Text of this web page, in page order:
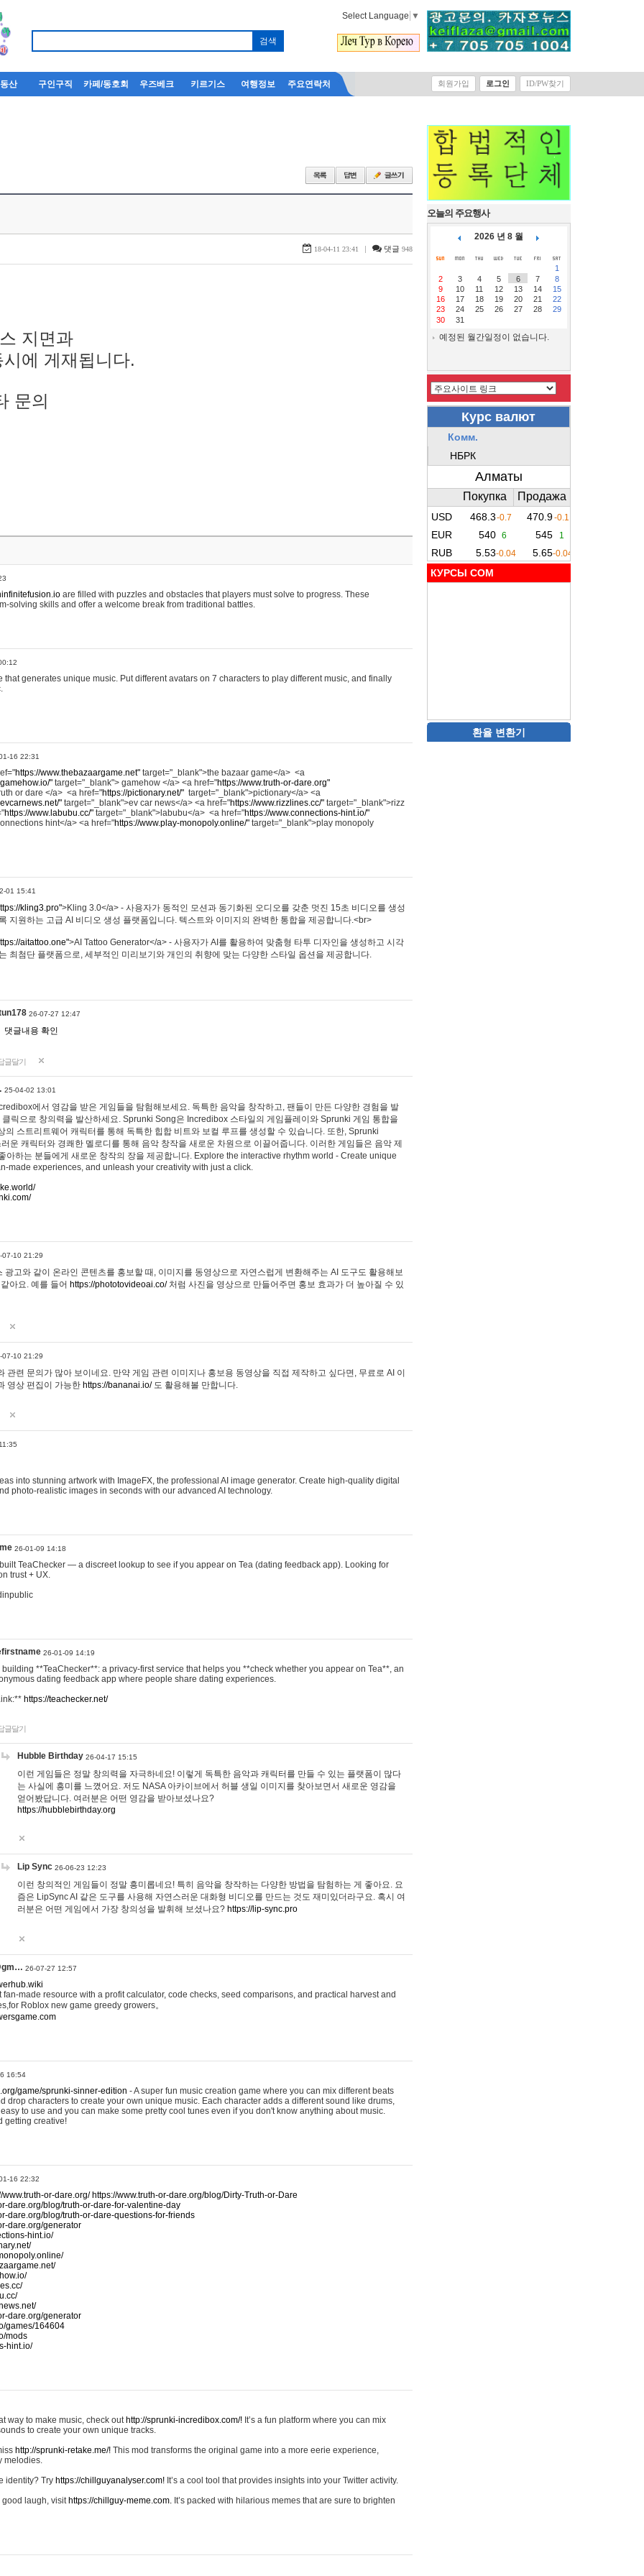
Select Language ▼
산 구인구직 카페/동호회 우즈베크 키르기스 여행정보 주요연락처 회원가입 로그인 ID/PW찾기
18-04-11 23:41 | 댓글 948
지면과
에 게재됩니다.
문의
are filled with puzzles and obstacles that players must solve to progress. These
solving skills and offer a welcome break from traditional battles.
that generates unique music. Put different avatars on 7 characters to play different music, and finally
16 22:31
https://www.thebazaargame.net" target="_blank">the bazaar game</a> <a
" target="_blank"> gamehow </a> <a href="https://www.truth-or-dare.org"
or dare </a> <a href="https://pictionary.net/" target="_blank">pictionary</a> <a
" target="_blank">ev car news</a> <a href="https://www.rizzlines.cc/" target="_blank">rizz
https://www.labubu.cc/" target="_blank">labubu</a> <a href="https://www.connections-hint.io/"
hint</a> <a href="https://www.play-monopoly.online/" target="_blank">play monopoly
01 15:41
kling3.pro">Kling 3.0</a> - 사용자가 동적인 모션과 동기화된 오디오를 갖춘 멋진 15초 비디오를 생성
지원하는 고급 AI 비디오 생성 플랫폼입니다. 텍스트와 이미지의 완벽한 통합을 제공합니다.<br>
aitattoo.one">AI Tattoo Generator</a> - 사용자가 AI를 활용하여 맞춤형 타투 디자인을 생성하고 시각
최첨단 플랫폼으로, 세부적인 미리보기와 개인의 취향에 맞는 다양한 스타일 옵션을 제공합니다.
26-07-27 12:47
댓글내용 확인
글달기
25-04-02 13:01
에서 영감을 받은 게임들을 탐험해보세요. 독특한 음악을 창작하고, 팬들이 만든 다양한 경험을 발
클릭으로 창의력을 발산하세요. Sprunki Song은 Incredibox 스타일의 게임플레이와 Sprunki 게임 통합을
의 스트리트웨어 캐릭터를 통해 독특한 힙합 비트와 보컬 루프를 생성할 수 있습니다. 또한, Sprunki
운 캐릭터와 경쾌한 멜로디를 통해 음악 창작을 새로운 차원으로 이끌어줍니다. 이러한 게임들은 음악 제
아하는 분들에게 새로운 창작의 장을 제공합니다. Explore the interactive rhythm world - Create unique
made experiences, and unleash your creativity with just a click.
07-10 21:29
광고와 같이 온라인 콘텐츠를 홍보할 때, 이미지를 동영상으로 자연스럽게 변환해주는 AI 도구도 활용해보
아요. 예를 들어 https://phototovideoai.co/처럼 사진을 영상으로 만들어주면 홍보 효과가 더 높아질 수 있
07-10 21:29
관련 문의가 많아 보이네요. 만약 게임 관련 이미지나 홍보용 동영상을 직접 제작하고 싶다면, 무료로 AI 이
영상 편집이 가능한 https://bananai.io/도 활용해볼 만합니다.
into stunning artwork with ImageFX, the professional AI image generator. Create high-quality digital
photo-realistic images in seconds with our advanced AI technology.
26-01-09 14:18
TeaChecker — a discreet lookup to see if you appear on Tea (dating feedback app). Looking for
trust + UX.
26-01-09 14:19
building **TeaChecker**: a privacy-first service that helps you **check whether you appear on Tea**, an
dating feedback app where people share dating experiences.
https://teachecker.net/
글달기
Hubble Birthday 26-04-17 15:15
이런 게임들은 정말 창의력을 자극하네요! 이렇게 독특한 음악과 캐릭터를 만들 수 있는 플랫폼이 많다
는 사실에 흥미를 느꼈어요. 저도 NASA 아카이브에서 허블 생일 이미지를 찾아보면서 새로운 영감을
얻어봤답니다. 여러분은 어떤 영감을 받아보셨나요?
https://hubblebirthday.org
Lip Sync 26-06-23 12:23
이런 창의적인 게임들이 정말 흥미롭네요! 특히 음악을 창작하는 다양한 방법을 탐험하는 게 좋아요. 요
즘은 LipSync AI 같은 도구를 사용해 자연스러운 대화형 비디오를 만드는 것도 재미있더라구요. 혹시 여
러분은 어떤 게임에서 가장 창의성을 발휘해 보셨나요? https://lip-sync.pro
26-07-27 12:57
made resource with a profit calculator, code checks, seed comparisons, and practical harvest and
Roblox new game greedy growers。
16:54
game/sprunki-sinner-edition - A super fun music creation game where you can mix different beats
drop characters to create your own unique music. Each character adds a different sound like drums,
to use and you can make some pretty cool tunes even if you don't know anything about music.
getting creative!
16 22:32
www.truth-or-dare.org/ https://www.truth-or-dare.org/blog/Dirty-Truth-or-Dare
dare.org/blog/truth-or-dare-for-valentine-day
dare.org/blog/truth-or-dare-questions-for-friends
dare.org/generator
hint.io/
dare.org/generator
games/164604
mods
hint.io/
way to make music, check out http://sprunki-incredibox.com/! It’s a fun platform where you can mix
to create your own unique tracks.
http://sprunki-retake.me/! This mod transforms the original game into a more eerie experience,
melodies.
identity? Try https://chillguyanalyser.com! It’s a cool tool that provides insights into your Twitter activity.
good laugh, visit https://chillguy-meme.com. It’s packed with hilarious memes that are sure to brighten
오늘의 주요행사
2026 년 8 월
1
2
3 4 5 6 7
8
9
10 11 12 13 14
15
16
17 18 19 20 21
22
23
24 25 26 27 28
29
30
31
예정된 월간일정이 없습니다.
КУРСЫ COM
환율 변환기